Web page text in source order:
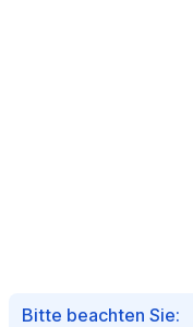
Bitte beachten Sie: